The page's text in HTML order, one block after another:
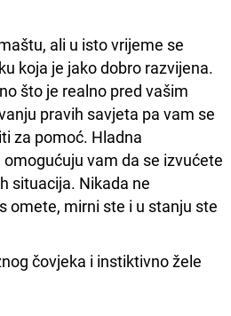
ali u isto vrijeme se
koja je jako dobro razvijena.
što je realno pred vašim
pravih savjeta pa vam se
za pomoć. Hladna
vam da se izvućete
situacija. Nikada ne
omete, mirni ste i u stanju ste
čovjeka i instiktivno žele